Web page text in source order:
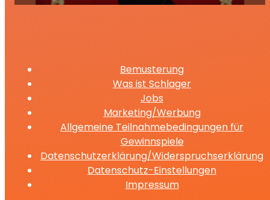
Bemusterung
Was ist Schlager
Jobs
Marketing/Werbung
Allgemeine Teilnahmebedingungen für
Gewinnspiele
Datenschutzerklärung/Widerspruchserklärung
Datenschutz-Einstellungen
Impressum